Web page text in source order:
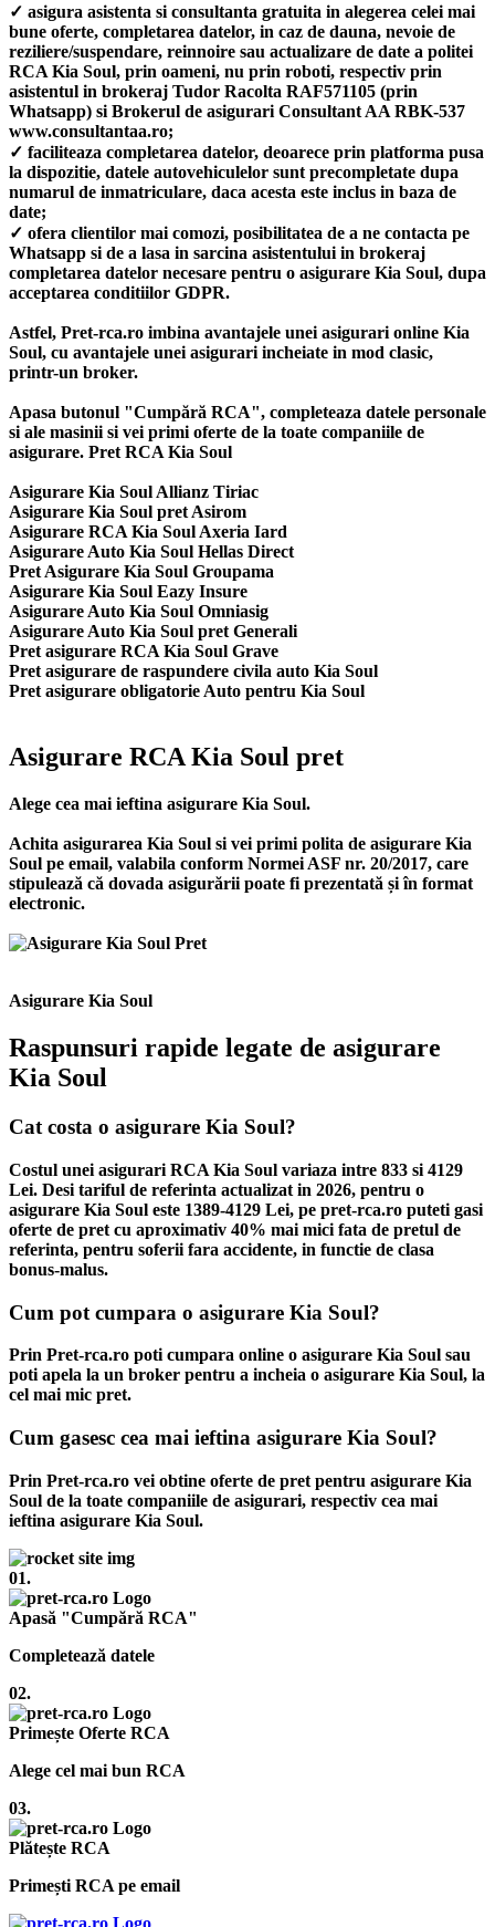
✓ asigura asistenta si consultanta gratuita in alegerea celei mai
bune oferte, completarea datelor, in caz de dauna, nevoie de
reziliere/suspendare, reinnoire sau actualizare de date a politei
RCA Kia Soul, prin oameni, nu prin roboti, respectiv prin
asistentul in brokeraj Tudor Racolta RAF571105 (prin
Whatsapp) si Brokerul de asigurari Consultant AA RBK-537
www.consultantaa.ro;
✓ faciliteaza completarea datelor, deoarece prin platforma pusa
la dispozitie, datele autovehiculelor sunt precompletate dupa
numarul de inmatriculare, daca acesta este inclus in baza de
date;
✓ ofera clientilor mai comozi, posibilitatea de a ne contacta pe
Whatsapp si de a lasa in sarcina asistentului in brokeraj
completarea datelor necesare pentru o asigurare Kia Soul, dupa
acceptarea conditiilor GDPR.
Astfel, Pret-rca.ro imbina avantajele unei asigurari online Kia
Soul, cu avantajele unei asigurari incheiate in mod clasic,
printr-un broker.
Apasa butonul "Cumpără RCA", completeaza datele personale
si ale masinii si vei primi oferte de la toate companiile de
asigurare. Pret RCA Kia Soul
Asigurare Kia Soul Allianz Tiriac
Asigurare Kia Soul pret Asirom
Asigurare RCA Kia Soul Axeria Iard
Asigurare Auto Kia Soul Hellas Direct
Pret Asigurare Kia Soul Groupama
Asigurare Kia Soul Eazy Insure
Asigurare Auto Kia Soul Omniasig
Asigurare Auto Kia Soul pret Generali
Pret asigurare RCA Kia Soul Grave
Pret asigurare de raspundere civila auto Kia Soul
Pret asigurare obligatorie Auto pentru Kia Soul
Asigurare RCA Kia Soul pret
Alege cea mai ieftina asigurare Kia Soul.
Achita asigurarea Kia Soul si vei primi polita de asigurare Kia
Soul pe email, valabila conform Normei ASF nr. 20/2017, care
stipulează că dovada asigurării poate fi prezentată și în format
electronic.
Asigurare Kia Soul
Raspunsuri rapide legate de asigurare
Kia Soul
Cat costa o asigurare Kia Soul?
Costul unei asigurari RCA Kia Soul variaza intre 833 si 4129
Lei. Desi tariful de referinta actualizat in 2026, pentru o
asigurare Kia Soul este 1389-4129 Lei, pe pret-rca.ro puteti gasi
oferte de pret cu aproximativ 40% mai mici fata de pretul de
referinta, pentru soferii fara accidente, in functie de clasa
bonus-malus.
Cum pot cumpara o asigurare Kia Soul?
Prin Pret-rca.ro poti cumpara online o asigurare Kia Soul sau
poti apela la un broker pentru a incheia o asigurare Kia Soul, la
cel mai mic pret.
Cum gasesc cea mai ieftina asigurare Kia Soul?
Prin Pret-rca.ro vei obtine oferte de pret pentru asigurare Kia
Soul de la toate companiile de asigurari, respectiv cea mai
ieftina asigurare Kia Soul.
01.
Apasă "Cumpără RCA"
Completează datele
02.
Primește Oferte RCA
Alege cel mai bun RCA
03.
Plătește RCA
Primești RCA pe email